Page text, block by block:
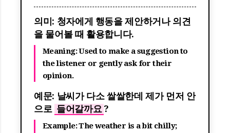
의미: 청자에게 행동을 제안하거나 의견
을 물어볼 때 활용합니다.
Meaning: Used to make a suggestion to
the listener or gently ask for their
opinion.
예문: 날씨가 다소 쌀쌀한데 제가 먼저 안
으로 들어갈까요 ?
Example: The weather is a bit chilly;